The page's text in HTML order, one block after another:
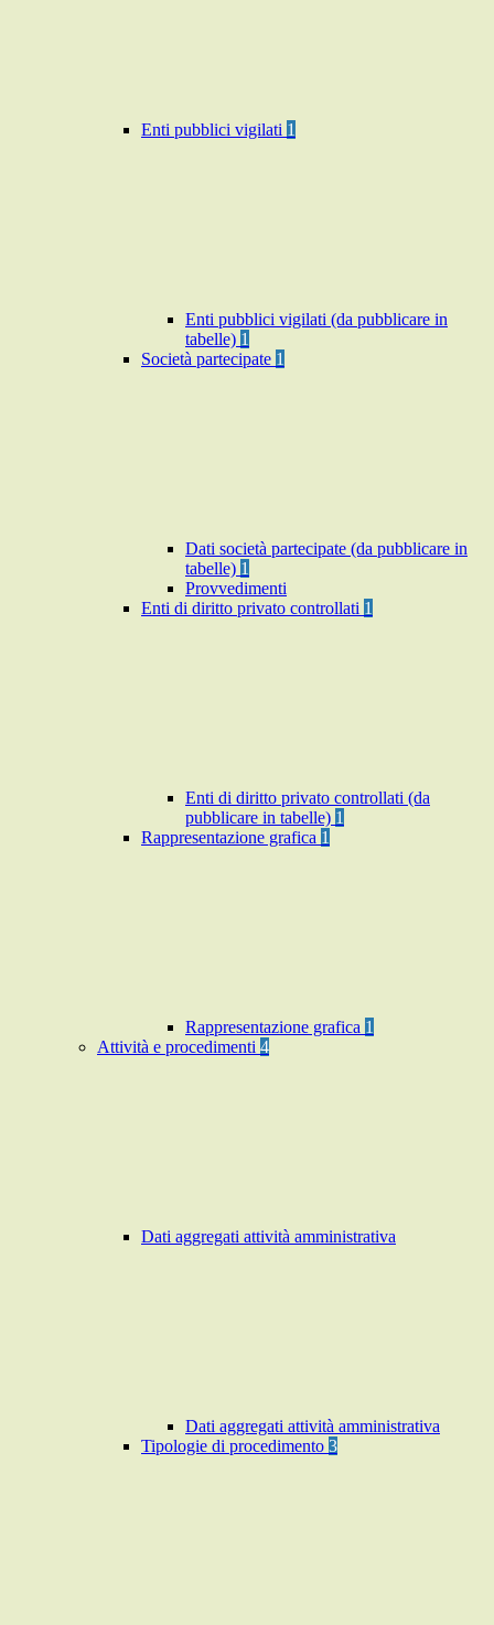
Enti pubblici vigilati 1
Enti pubblici vigilati (da pubblicare in
tabelle) 1
Società partecipate 1
Dati società partecipate (da pubblicare in
tabelle) 1
Provvedimenti
Enti di diritto privato controllati 1
Enti di diritto privato controllati (da
pubblicare in tabelle) 1
Rappresentazione grafica 1
Rappresentazione grafica 1
Attività e procedimenti 4
Dati aggregati attività amministrativa
Dati aggregati attività amministrativa
Tipologie di procedimento 3